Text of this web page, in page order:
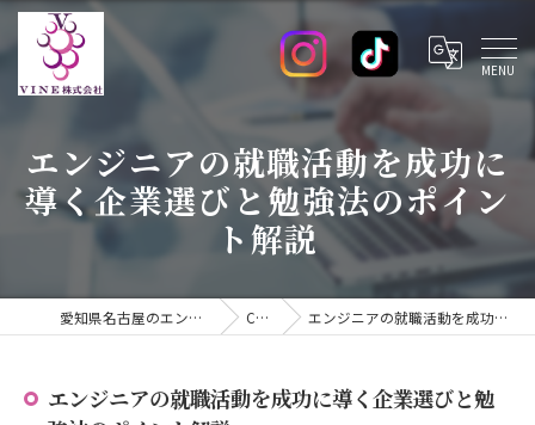
エンジニアの就職活動を成功に
導く企業選びと勉強法のポイン
ト解説
愛知県名古屋のエンジニアの求人ならVINE株式会社 COLUMN エンジニアの就職活動を成功に導く企業選びと勉強法のポイント解説
エンジニアの就職活動を成功に導く企業選びと勉